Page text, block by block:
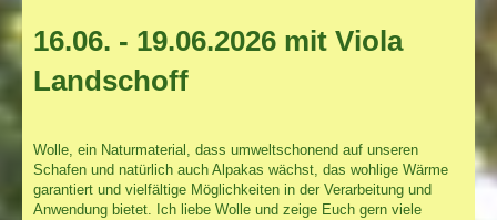
16.06. - 19.06.2026 mit Viola
Landschoff
Wolle, ein Naturmaterial, dass umweltschonend auf unseren
Schafen und natürlich auch Alpakas wächst, das wohlige Wärme
garantiert und vielfältige Möglichkeiten in der Verarbeitung und
Anwendung bietet. Ich liebe Wolle und zeige Euch gern viele